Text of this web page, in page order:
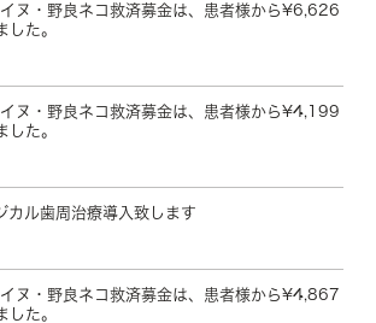
ヌ・野良ネコ救済募金は、患者様から¥6,626
した。
ヌ・野良ネコ救済募金は、患者様から¥4,199
した。
カル歯周治療導入致します
ヌ・野良ネコ救済募金は、患者様から¥4,867
した。